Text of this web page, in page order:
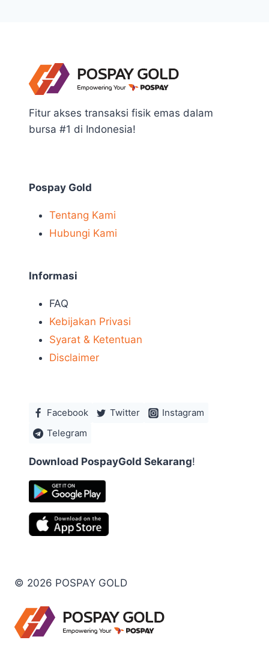
Fitur akses transaksi fisik emas dalam
bursa #1 di Indonesia!
Pospay Gold
Tentang Kami
Hubungi Kami
Informasi
FAQ
Kebijakan Privasi
Syarat & Ketentuan
Disclaimer
Facebook Twitter
Instagram
Telegram
Download PospayGold Sekarang!
© 2026 POSPAY GOLD